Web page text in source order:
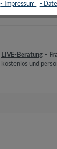
LIVE-Beratung –
kostenlos und
- Impressum -